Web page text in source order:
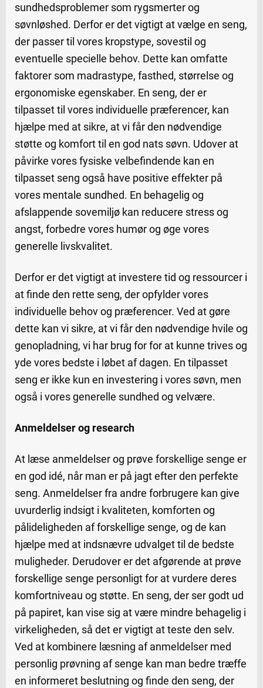
sundhedsproblemer som rygsmerter og
søvnløshed. Derfor er det vigtigt at vælge en seng,
der passer til vores kropstype, sovestil og
eventuelle specielle behov. Dette kan omfatte
faktorer som madrastype, fasthed, størrelse og
ergonomiske egenskaber. En seng, der er
tilpasset til vores individuelle præferencer, kan
hjælpe med at sikre, at vi får den nødvendige
støtte og komfort til en god nats søvn. Udover at
påvirke vores fysiske velbefindende kan en
tilpasset seng også have positive effekter på
vores mentale sundhed. En behagelig og
afslappende sovemiljø kan reducere stress og
angst, forbedre vores humør og øge vores
generelle livskvalitet.
Derfor er det vigtigt at investere tid og ressourcer i
at finde den rette seng, der opfylder vores
individuelle behov og præferencer. Ved at gøre
dette kan vi sikre, at vi får den nødvendige hvile og
genopladning, vi har brug for for at kunne trives og
yde vores bedste i løbet af dagen. En tilpasset
seng er ikke kun en investering i vores søvn, men
også i vores generelle sundhed og velvære.
Anmeldelser og research
At læse anmeldelser og prøve forskellige senge er
en god idé, når man er på jagt efter den perfekte
seng. Anmeldelser fra andre forbrugere kan give
uvurderlig indsigt i kvaliteten, komforten og
pålideligheden af forskellige senge, og de kan
hjælpe med at indsnævre udvalget til de bedste
muligheder. Derudover er det afgørende at prøve
forskellige senge personligt for at vurdere deres
komfortniveau og støtte. En seng, der ser godt ud
på papiret, kan vise sig at være mindre behagelig i
virkeligheden, så det er vigtigt at teste den selv.
Ved at kombinere læsning af anmeldelser med
personlig prøvning af senge kan man bedre træffe
en informeret beslutning og finde den seng, der